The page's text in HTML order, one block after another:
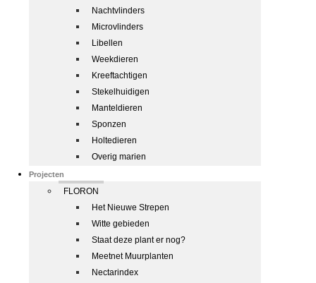
Nachtvlinders
Microvlinders
Libellen
Weekdieren
Kreeftachtigen
Stekelhuidigen
Manteldieren
Sponzen
Holtedieren
Overig marien
Projecten
FLORON
Het Nieuwe Strepen
Witte gebieden
Staat deze plant er nog?
Meetnet Muurplanten
Nectarindex